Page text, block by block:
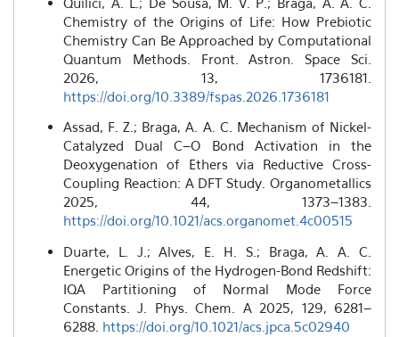
Chemistry of the Origins of Life: How Prebiotic
Chemistry Can Be Approached by Computational
Quantum Methods. Front. Astron. Space Sci.
2026, 13, 1736181.
https://doi.org/10.3389/fspas.2026.1736181
Assad, F. Z.; Braga, A. A. C. Mechanism of Nickel-
Catalyzed Dual C–O Bond Activation in the
Deoxygenation of Ethers via Reductive Cross-
Coupling Reaction: A DFT Study. Organometallics
2025, 44, 1373–1383.
https://doi.org/10.1021/acs.organomet.4c00515
Duarte, L. J.; Alves, E. H. S.; Braga, A. A. C.
Energetic Origins of the Hydrogen-Bond Redshift:
IQA Partitioning of Normal Mode Force
Constants. J. Phys. Chem. A 2025, 129, 6281–
6288. https://doi.org/10.1021/acs.jpca.5c02940